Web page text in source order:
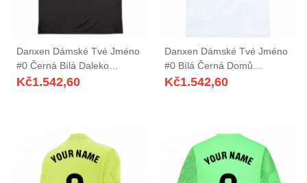
Danxen Dámské Tvé Jméno
#0 Černá Bílá Daleko
Hráčské Dresy 2025/26 Dres
Kč1.542,60
Danxen Dámské Tvé Jméno
#0 Bílá Černá Domů
Hráčské Dresy 2025/26 Dres
Kč1.542,60